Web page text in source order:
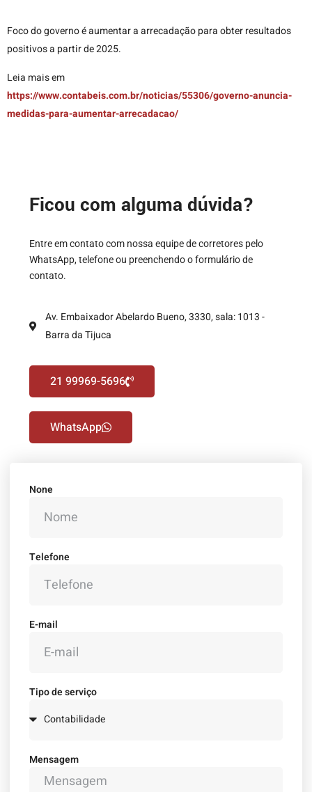
Foco do governo é aumentar a arrecadação para obter resultados
positivos a partir de 2025.
Leia mais em
https://www.contabeis.com.br/noticias/55306/governo-anuncia-
medidas-para-aumentar-arrecadacao/
Ficou com alguma dúvida?
Entre em contato com nossa equipe de corretores pelo
WhatsApp, telefone ou preenchendo o formulário de
contato.
Av. Embaixador Abelardo Bueno, 3330, sala: 1013 -
Barra da Tijuca
21 99969-5696
WhatsApp
None
Telefone
E-mail
Tipo de serviço
Mensagem